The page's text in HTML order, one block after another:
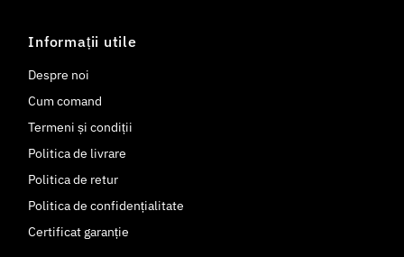
Informații utile
Despre noi
Cum comand
Termeni și condiții
Politica de livrare
Politica de retur
Politica de confidențialitate
Certificat garanție